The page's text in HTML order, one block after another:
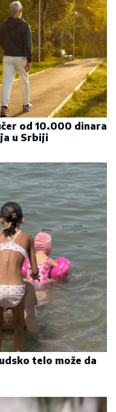
od 10.000 dinara
u Srbiji
telo može da